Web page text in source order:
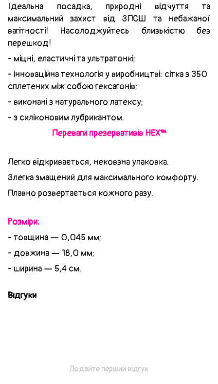
Ідеальна посадка, природні відчуття та
максимальний захист від ЗПСШ та небажаної
вагітності! Насолоджуйтесь близькістю без
перешкод!
- міцні, еластичні та ультратонкі;
- інноваційна технологія у виробництві: сітка з 350
сплетених між собою гексагонів;
- виконані з натурального латексу;
- з силіконовим лубрикантом.
Переваги презервативів HEX™
Легко відкривається, нековзна упаковка.
Злегка змащений для максимального комфорту.
Плавно розвертається кожного разу.
Розміри:
- товщина — 0,045 мм;
- довжина — 18,0 мм;
- ширина — 5,4 см.
Відгуки
Додайте перший відгук